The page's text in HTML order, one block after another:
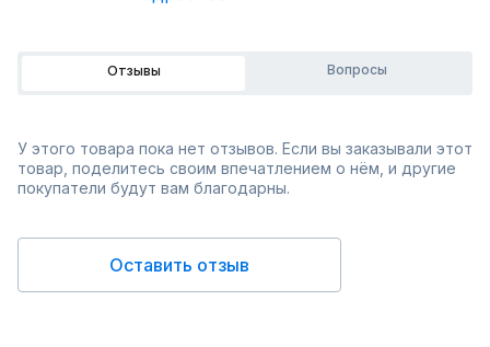
Отзывы Вопросы
У этого товара пока нет отзывов. Если вы заказывали этот
товар, поделитесь своим впечатлением о нём, и другие
покупатели будут вам благодарны.
Оставить отзыв